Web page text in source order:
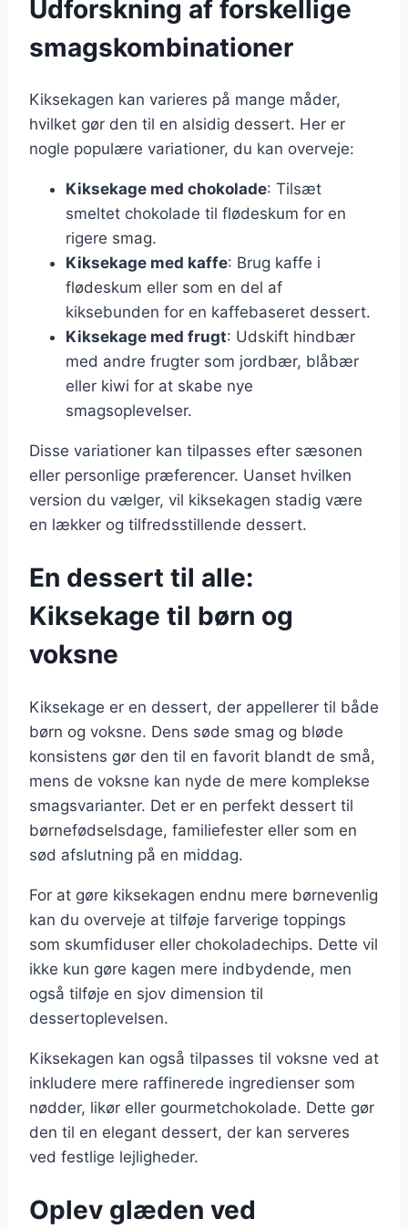
Udforskning af forskellige
smagskombinationer
Kiksekagen kan varieres på mange måder,
hvilket gør den til en alsidig dessert. Her er
nogle populære variationer, du kan overveje:
Kiksekage med chokolade: Tilsæt
smeltet chokolade til flødeskum for en
rigere smag.
Kiksekage med kaffe: Brug kaffe i
flødeskum eller som en del af
kiksebunden for en kaffebaseret dessert.
Kiksekage med frugt: Udskift hindbær
med andre frugter som jordbær, blåbær
eller kiwi for at skabe nye
smagsoplevelser.
Disse variationer kan tilpasses efter sæsonen
eller personlige præferencer. Uanset hvilken
version du vælger, vil kiksekagen stadig være
en lækker og tilfredsstillende dessert.
En dessert til alle:
Kiksekage til børn og
voksne
Kiksekage er en dessert, der appellerer til både
børn og voksne. Dens søde smag og bløde
konsistens gør den til en favorit blandt de små,
mens de voksne kan nyde de mere komplekse
smagsvarianter. Det er en perfekt dessert til
børnefødselsdage, familiefester eller som en
sød afslutning på en middag.
For at gøre kiksekagen endnu mere børnevenlig
kan du overveje at tilføje farverige toppings
som skumfiduser eller chokoladechips. Dette vil
ikke kun gøre kagen mere indbydende, men
også tilføje en sjov dimension til
dessertoplevelsen.
Kiksekagen kan også tilpasses til voksne ved at
inkludere mere raffinerede ingredienser som
nødder, likør eller gourmetchokolade. Dette gør
den til en elegant dessert, der kan serveres
ved festlige lejligheder.
Oplev glæden ved